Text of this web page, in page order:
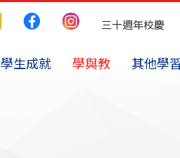
三十週年校慶
學生成就 學與教 其他學